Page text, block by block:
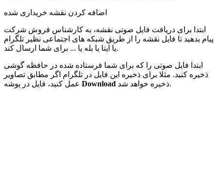
اضافه کردن نقشه خریداری شده
ابتدا برای دریافت فایل صوتی نقشه، به کارشناس فروش شرکت
پیام بدهید تا فایل نقشه را از طریق شبکه های اجتماعی نظیر تلگرام
یا ایتا یا بله یا ... برای شما ارسال کند.
ابتدا فایل صوتی را که برای شما فرستاده شده در حافظه گوشی
ذخیره کنید. مثلا برای ذخیره این فایل در تلگرام اگر مطابق تصاویر
Download ذخیره خواهد شد.